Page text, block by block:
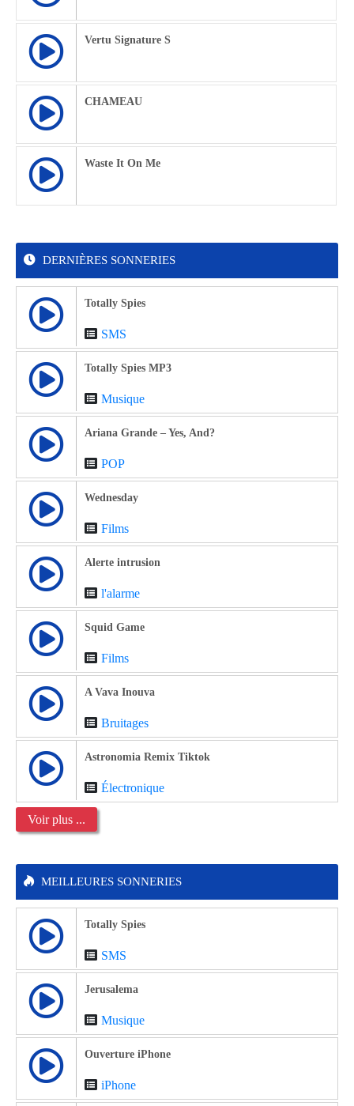
Vertu Signature S
CHAMEAU
Waste It On Me
DERNIÈRES SONNERIES
Totally Spies
SMS
Totally Spies MP3
Musique
Ariana Grande – Yes, And?
POP
Wednesday
Films
Alerte intrusion
l'alarme
Squid Game
Films
A Vava Inouva
Bruitages
Astronomia Remix Tiktok
Électronique
Voir plus ...
MEILLEURES SONNERIES
Totally Spies
SMS
Jerusalema
Musique
Ouverture iPhone
iPhone